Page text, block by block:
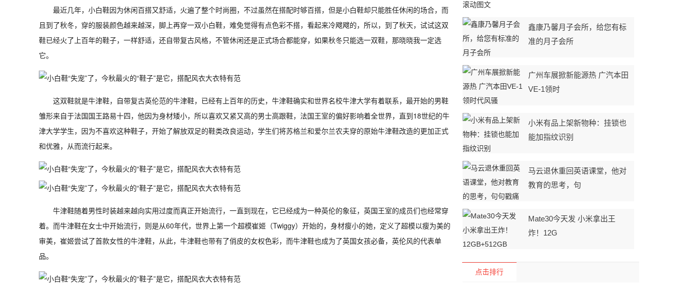
最近几年，小白鞋因为休闲百搭又舒适，火遍了整个时尚圈，不过虽然在搭配时够百搭，但是小白鞋却只能胜任休闲的场合，而
且到了秋冬，穿的服装颜色越来越深，脚上再穿一双小白鞋，难免觉得有点色彩不搭，看起来冷飕飕的，所以，到了秋天，试试这双
鞋已经火了上百年的鞋子，一样舒适，还自带复古风格，不管休闲还是正式场合都能穿，如果秋冬只能选一双鞋，那晓晓我一定选
它。
这双鞋就是牛津鞋，自带复古英伦范的牛津鞋，已经有上百年的历史，牛津鞋确实和世界名校牛津大学有着联系，最开始的男鞋
雏形来自于法国国王路易十四，他因为身材矮小，所以喜欢又紧又高的男士高跟鞋，法国王室的偏好影响着全世界，直到18世纪的牛
津大学学生，因为不喜欢这种鞋子，开始了解放双足的鞋类改良运动，学生们将苏格兰和爱尔兰农夫穿的原始牛津鞋改造的更加正式
和优雅，从而流行起来。
牛津鞋随着男性时装越来越向实用过度而真正开始流行，一直到现在，它已经成为一种英伦的象征，英国王室的成员们也经常穿
着。而牛津鞋在女士中开始流行，则是从60年代，世界上第一个超模崔姬（Twiggy）开始的，身材瘦小的她，定义了超模以瘦为美的
审美，崔姬尝试了首款女性的牛津鞋，从此，牛津鞋也带有了俏皮的女权色彩，而牛津鞋也成为了英国女孩必备，英伦风的代表单
品。
滚动图文
鑫康乃馨月子会所，给您有标
准的月子会所
广州车展掀新能源热 广汽本田
VE-1领时
小米有品上架新物种：挂锁也
能加指纹识别
马云退休重回英语课堂，他对
教育的思考，句
Mate30今天发 小米拿出王
炸！12G
点击排行